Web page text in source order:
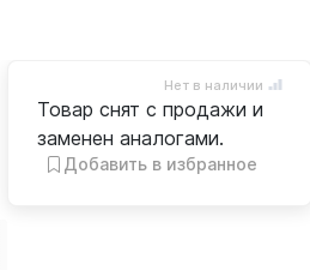
Нет в наличии
Товар снят с продажи и
заменен аналогами.
Добавить в избранное